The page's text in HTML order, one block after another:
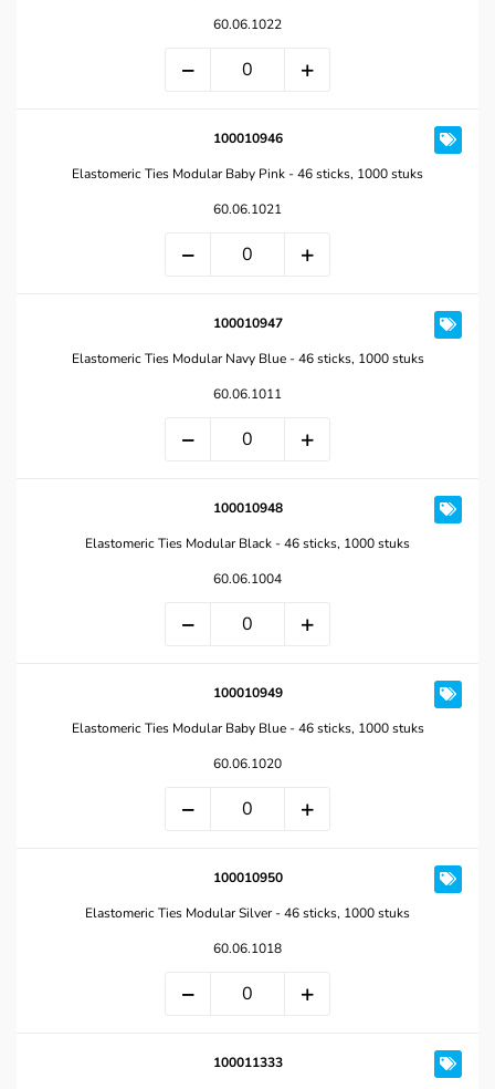
60.06.1022
100010946
Elastomeric Ties Modular Baby Pink - 46 sticks, 1000 stuks
60.06.1021
100010947
Elastomeric Ties Modular Navy Blue - 46 sticks, 1000 stuks
60.06.1011
100010948
Elastomeric Ties Modular Black - 46 sticks, 1000 stuks
60.06.1004
100010949
Elastomeric Ties Modular Baby Blue - 46 sticks, 1000 stuks
60.06.1020
100010950
Elastomeric Ties Modular Silver - 46 sticks, 1000 stuks
60.06.1018
100011333